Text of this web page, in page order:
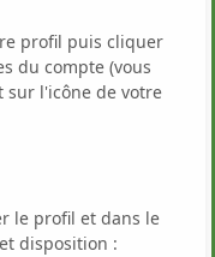
profil puis cliquer
du compte (vous
sur l'icône de votre
le profil et dans le
disposition :